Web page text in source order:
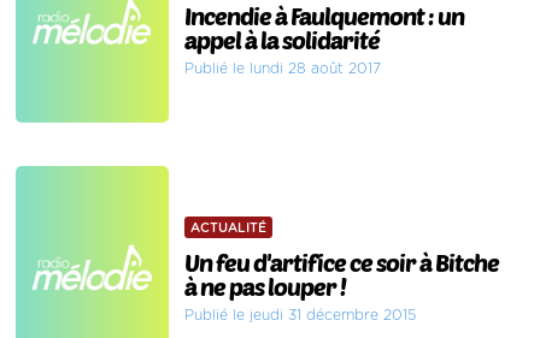
Incendie à Faulquemont : un
appel à la solidarité
Publié le lundi 28 août 2017
ACTUALITÉ
Un feu d'artifice ce soir à Bitche
à ne pas louper !
Publié le jeudi 31 décembre 2015